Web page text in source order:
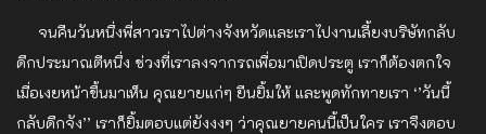
จนคืนวันหนึ่งพี่สาวเราไปต่างจังหวัดและเราไปงานเลี้ยงบริษัทกลับ
ดึกประมาณตีหนึ่ง ช่วงที่เราลงจากรถเพื่อมาเปิดประตู เราก็ต้องตกใจ
เมื่อเงยหน้าขึ้นมาเห็น คุณยายแก่ๆ ยืนยิ้มให้ และพูดทักทายเรา ‘’วันนี้
กลับดึกจัง’’ เราก็ยิ้มตอบแต่ยังงงๆ ว่าคุณยายคนนี้เป็นใคร เราจึงตอบ